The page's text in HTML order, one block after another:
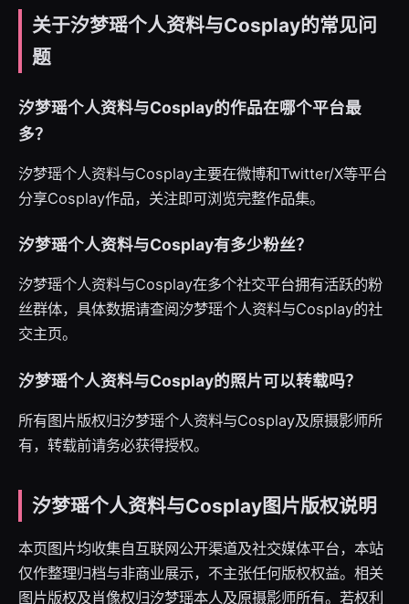
关于汐梦瑶个人资料与Cosplay的常见问
题
汐梦瑶个人资料与Cosplay的作品在哪个平台最
多？
汐梦瑶个人资料与Cosplay主要在微博和Twitter/X等平台
分享Cosplay作品，关注即可浏览完整作品集。
汐梦瑶个人资料与Cosplay有多少粉丝？
汐梦瑶个人资料与Cosplay在多个社交平台拥有活跃的粉
丝群体，具体数据请查阅汐梦瑶个人资料与Cosplay的社
交主页。
汐梦瑶个人资料与Cosplay的照片可以转载吗？
所有图片版权归汐梦瑶个人资料与Cosplay及原摄影师所
有，转载前请务必获得授权。
汐梦瑶个人资料与Cosplay图片版权说明
本页图片均收集自互联网公开渠道及社交媒体平台，本站
仅作整理归档与非商业展示，不主张任何版权权益。相关
图片版权及肖像权归汐梦瑶本人及原摄影师所有。若权利